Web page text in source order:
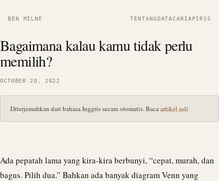
BEN MILNE TENTANGDATACARIAPIRSS
Bagaimana kalau kamu tidak perlu
memilih?
OCTOBER 20, 2022
Diterjemahkan dari bahasa Inggris secara otomatis. Bacaartikel asli
Ada pepatah lama yang kira-kira berbunyi, “cepat, murah, dan
bagus. Pilih dua.” Bahkan ada banyak diagram Venn yang